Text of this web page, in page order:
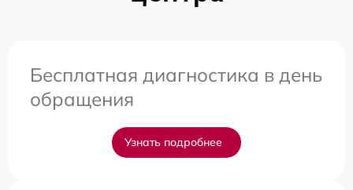
Бесплатная диагностика в день
обращения
Узнать подробнее